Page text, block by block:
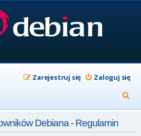
Zaloguj się
Zarejestruj się
z
Debiana - Regulamin